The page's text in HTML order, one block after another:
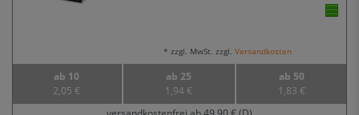
* zzgl. MwSt. zzgl. Versandkosten
ab 10
2,05 €
ab 25
1,94 €
ab 50
1,83 €